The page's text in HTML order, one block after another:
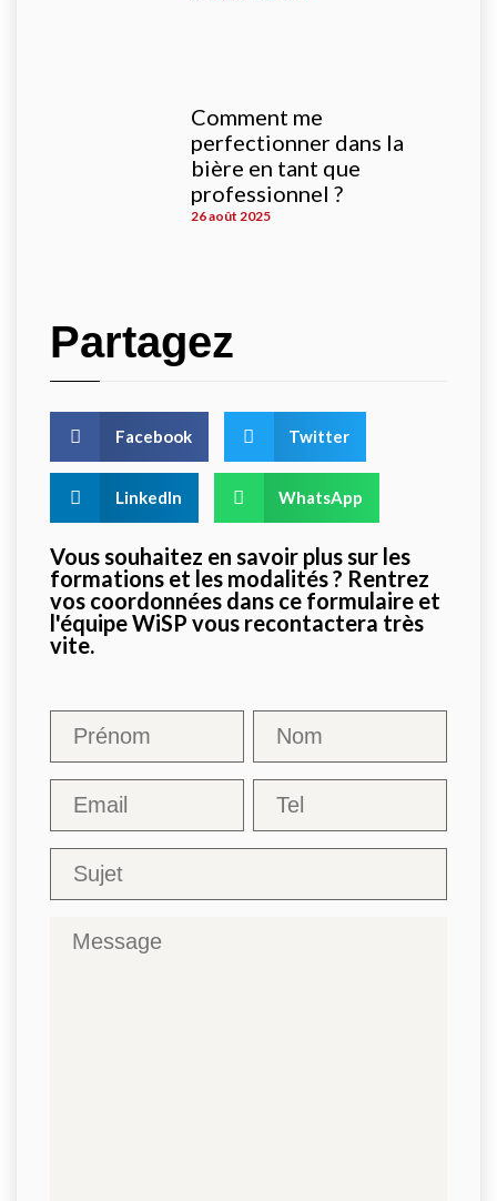
Comment me
perfectionner dans la
bière en tant que
professionnel ?
26 août 2025
Partagez
Facebook Twitter
LinkedIn WhatsApp
Vous souhaitez en savoir plus sur les
formations et les modalités ? Rentrez
vos coordonnées dans ce formulaire et
l'équipe WiSP vous recontactera très
vite.